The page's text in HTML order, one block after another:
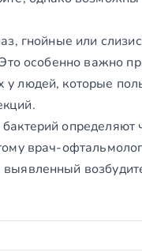
гнойные или
особенно важно
людей, которые
определяют
врач-